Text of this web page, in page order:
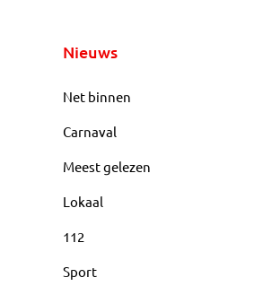
Nieuws
Net binnen
Carnaval
Meest gelezen
Lokaal
112
Sport